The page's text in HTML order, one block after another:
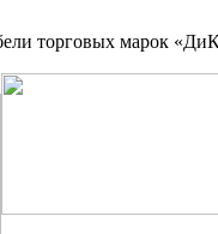
торговых марок